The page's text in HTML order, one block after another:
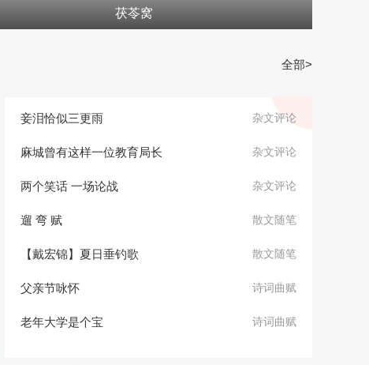
茯苓窝
全部>
妾泪恰似三更雨 杂文评论
麻城曾有这样一位教育局长 杂文评论
两个笑话 一场论战 杂文评论
遛 弯 赋 散文随笔
【戴宏锦】夏日垂钓歌 散文随笔
父亲节咏怀 诗词曲赋
老年大学是个宝 诗词曲赋